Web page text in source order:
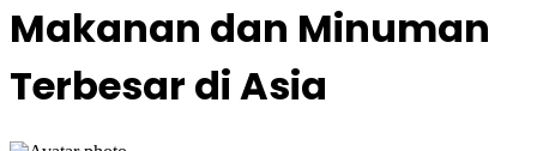
Makanan dan Minuman
Terbesar di Asia